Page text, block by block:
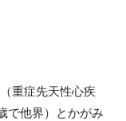
重症先天性心疾
で他界）とかがみ